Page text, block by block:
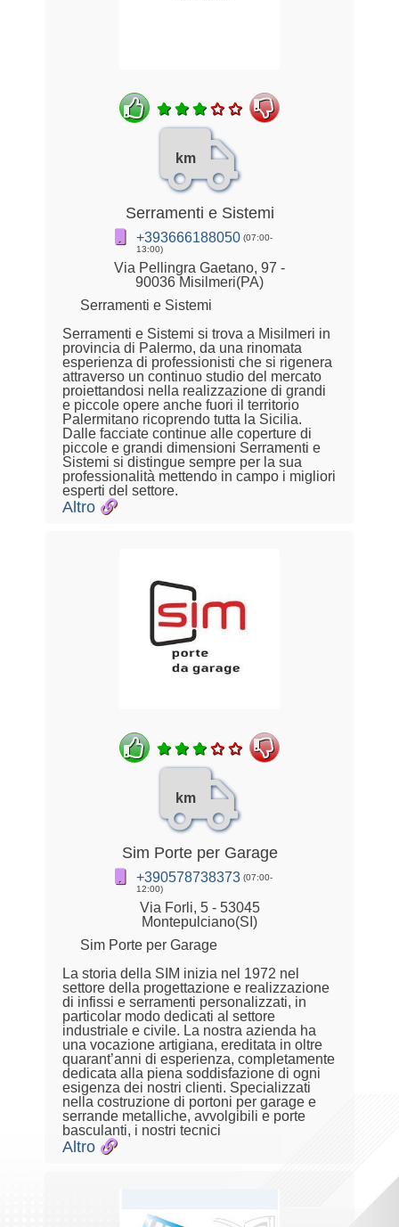
km
Serramenti e Sistemi
+393666188050 (07:00-
13:00)
Via Pellingra Gaetano, 97 -
90036 Misilmeri(PA)
Serramenti e Sistemi
Serramenti e Sistemi si trova a Misilmeri in
provincia di Palermo, da una rinomata
esperienza di professionisti che si rigenera
attraverso un continuo studio del mercato
proiettandosi nella realizzazione di grandi
e piccole opere anche fuori il territorio
Palermitano ricoprendo tutta la Sicilia.
Dalle facciate continue alle coperture di
piccole e grandi dimensioni Serramenti e
Sistemi si distingue sempre per la sua
professionalità mettendo in campo i migliori
esperti del settore.
Altro
km
Sim Porte per Garage
+390578738373 (07:00-
12:00)
Via Forli, 5 - 53045
Montepulciano(SI)
Sim Porte per Garage
La storia della SIM inizia nel 1972 nel
settore della progettazione e realizzazione
di infissi e serramenti personalizzati, in
particolar modo dedicati al settore
industriale e civile. La nostra azienda ha
una vocazione artigiana, ereditata in oltre
quarant’anni di esperienza, completamente
dedicata alla piena soddisfazione di ogni
esigenza dei nostri clienti. Specializzati
nella costruzione di portoni per garage e
serrande metalliche, avvolgibili e porte
basculanti, i nostri tecnici
Altro